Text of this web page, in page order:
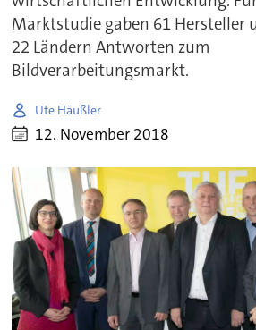
Marktstudie gaben 61 Hersteller
22 Ländern Antworten zum
Bildverarbeitungsmarkt.
Ute Häußler
12. November 2018